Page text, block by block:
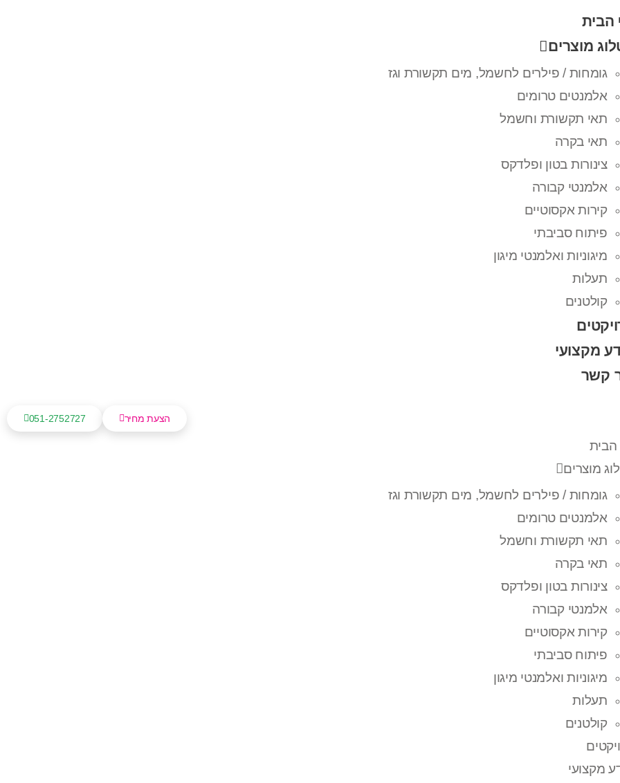
הבית
מוצרים
גומחות / פילרים לחשמל, מים תקשורת וגז
אלמנטים טרומים
תאי תקשורת וחשמל
תאי בקרה
צינורות בטון ופלדקס
אלמנטי קבורה
קירות אקסוטיים
פיתוח סביבתי
מיגוניות ואלמנטי מיגון
תעלות
קולטנים
מקצועי
קשר
הבית
מוצרים
גומחות / פילרים לחשמל, מים תקשורת וגז
אלמנטים טרומים
תאי תקשורת וחשמל
תאי בקרה
צינורות בטון ופלדקס
אלמנטי קבורה
קירות אקסוטיים
פיתוח סביבתי
מיגוניות ואלמנטי מיגון
תעלות
קולטנים
מקצועי
051-2752727 הצעת מחיר